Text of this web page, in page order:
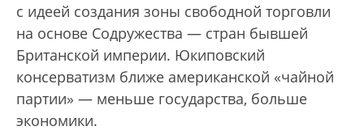
с идеей создания зоны свободной торговли
на основе Содружества — стран бывшей
Британской империи. Юкиповский
консерватизм ближе американской «чайной
партии» — меньше государства, больше
экономики.